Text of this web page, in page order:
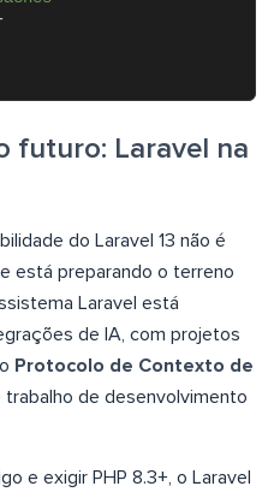
futuro: Laravel na
do Laravel 13 não é
está preparando o terreno
Laravel está
de IA, com projetos
Protocolo de Contexto de
trabalho de desenvolvimento
e exigir PHP 8.3+, o Laravel